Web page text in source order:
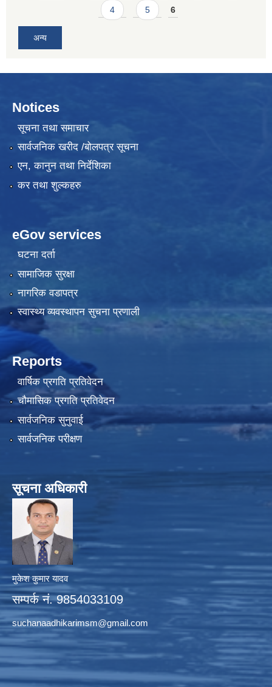
4 5 6
अन्य
Notices
सूचना तथा समाचार
सार्वजनिक खरीद /बोलपत्र सूचना
एन, कानुन तथा निर्देशिका
कर तथा शुल्कहरु
eGov services
घटना दर्ता
सामाजिक सुरक्षा
नागरिक वडापत्र
स्वास्थ्य व्यवस्थापन सुचना प्रणाली
Reports
वार्षिक प्रगति प्रतिवेदन
चौमासिक प्रगति प्रतिवेदन
सार्वजनिक सुनुवाई
सार्वजनिक परीक्षण
सूचना अधिकारी
मुकेश कुमार यादव
सम्पर्क नं. 9854033109
suchanaadhikarimsm@gmail.com